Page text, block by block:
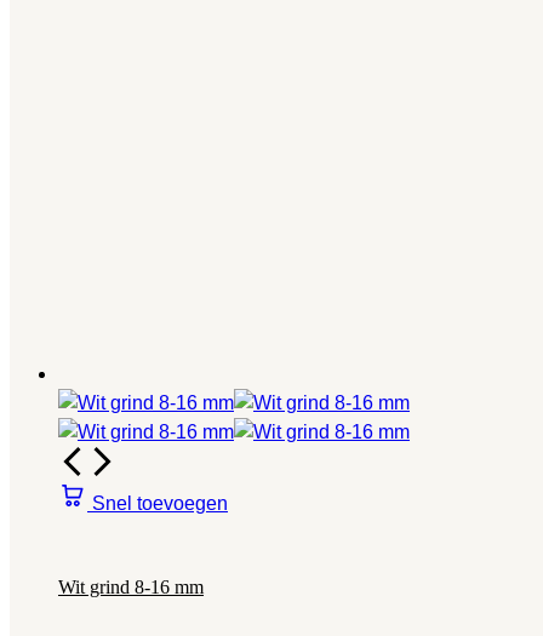
Snel toevoegen
Wit grind 8-16 mm